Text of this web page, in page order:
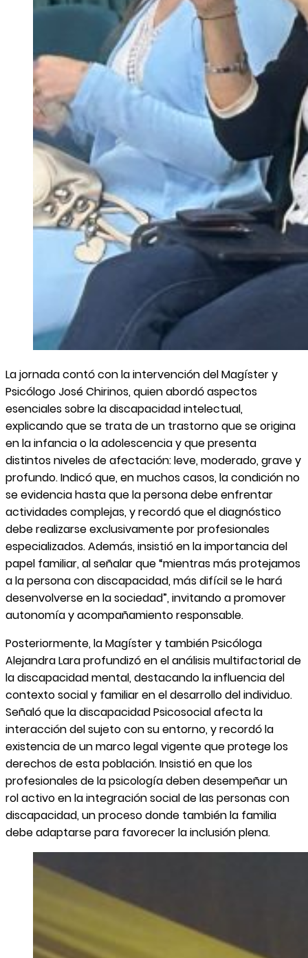
La jornada contó con la intervención del Magíster y
Psicólogo José Chirinos, quien abordó aspectos
esenciales sobre la discapacidad intelectual,
explicando que se trata de un trastorno que se origina
en la infancia o la adolescencia y que presenta
distintos niveles de afectación: leve, moderado, grave y
profundo. Indicó que, en muchos casos, la condición no
se evidencia hasta que la persona debe enfrentar
actividades complejas, y recordó que el diagnóstico
debe realizarse exclusivamente por profesionales
especializados. Además, insistió en la importancia del
papel familiar, al señalar que “mientras más protejamos
a la persona con discapacidad, más difícil se le hará
desenvolverse en la sociedad”, invitando a promover
autonomía y acompañamiento responsable.
Posteriormente, la Magíster y también Psicóloga
Alejandra Lara profundizó en el análisis multifactorial de
la discapacidad mental, destacando la influencia del
contexto social y familiar en el desarrollo del individuo.
Señaló que la discapacidad Psicosocial afecta la
interacción del sujeto con su entorno, y recordó la
existencia de un marco legal vigente que protege los
derechos de esta población. Insistió en que los
profesionales de la psicología deben desempeñar un
rol activo en la integración social de las personas con
discapacidad, un proceso donde también la familia
debe adaptarse para favorecer la inclusión plena.